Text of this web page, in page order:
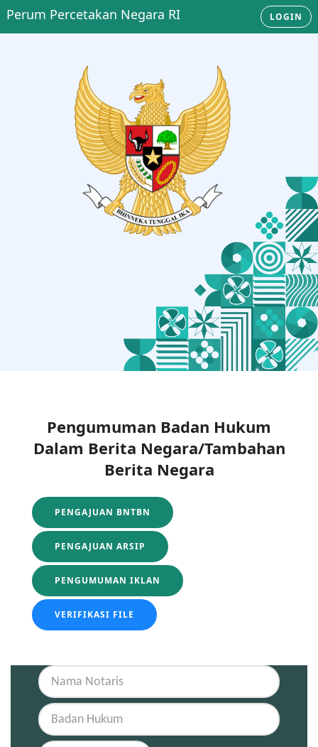
Perum Percetakan Negara RI LOGIN
Pengumuman Badan Hukum
Dalam Berita Negara/Tambahan
Berita Negara
PENGAJUAN BNTBN
PENGAJUAN ARSIP
PENGUMUMAN IKLAN
VERIFIKASI FILE